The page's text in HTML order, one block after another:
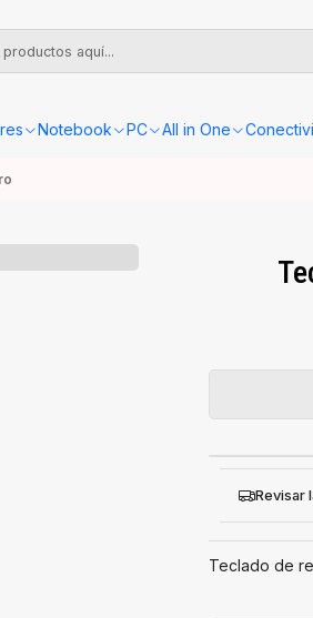
Notebook PC All in One
la confirmación de retiro o envío se
Revisar
Teclado de